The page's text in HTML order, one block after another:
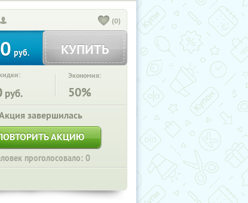
(0)
руб. КУПИТЬ
руб.
Экономия:
50%
завершилась
АКЦИЮ
проголосовало: 0